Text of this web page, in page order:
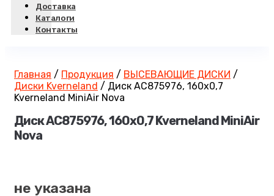
Доставка
Каталоги
Контакты
Главная / Продукция / ВЫСЕВАЮЩИЕ ДИСКИ /
Диски Kverneland / Диск AC875976, 160х0,7
Kverneland MiniAir Nova
Диск AC875976, 160х0,7 Kverneland MiniAir
Nova
не указана